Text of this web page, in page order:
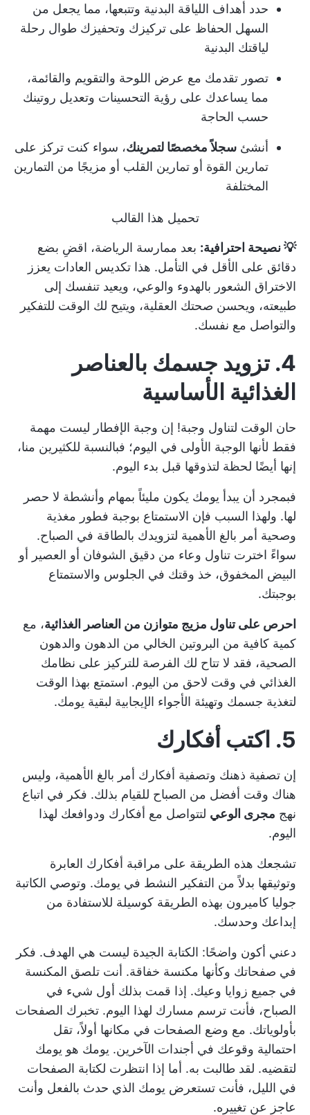
حدد أهداف اللياقة البدنية وتتبعها، مما يجعل من
السهل الحفاظ على تركيزك وتحفيزك طوال رحلة
لياقتك البدنية
تصور تقدمك مع عرض اللوحة والتقويم والقائمة،
مما يساعدك على رؤية التحسينات وتعديل روتينك
حسب الحاجة
أنشئ سجلاً مخصصًا لتمرينك، سواء كنت تركز على
تمارين القوة أو تمارين القلب أو مزيجًا من التمارين
المختلفة
تحميل هذا القالب
💡 نصيحة احترافية: بعد ممارسة الرياضة، اقضِ بضع
دقائق على الأقل في التأمل. هذا تكديس العادات يعزز
الاختراق الشعور بالهدوء والوعي، ويعيد تنفسك إلى
طبيعته، ويحسن صحتك العقلية، ويتيح لك الوقت للتفكير
والتواصل مع نفسك.
4. تزويد جسمك بالعناصر
الغذائية الأساسية
حان الوقت لتناول وجبة! إن وجبة الإفطار ليست مهمة
فقط لأنها الوجبة الأولى في اليوم؛ فبالنسبة للكثيرين منا،
إنها أيضًا لحظة لتذوقها قبل بدء اليوم.
فبمجرد أن يبدأ يومك يكون مليئاً بمهام وأنشطة لا حصر
لها. ولهذا السبب فإن الاستمتاع بوجبة فطور مغذية
وصحية أمر بالغ الأهمية لتزويدك بالطاقة في الصباح.
سواءً اخترت تناول وعاء من دقيق الشوفان أو العصير أو
البيض المخفوق، خذ وقتك في الجلوس والاستمتاع
بوجبتك.
احرص على تناول مزيج متوازن من العناصر الغذائية، مع
كمية كافية من البروتين الخالي من الدهون والدهون
الصحية، فقد لا تتاح لك الفرصة للتركيز على نظامك
الغذائي في وقت لاحق من اليوم. استمتع بهذا الوقت
لتغذية جسمك وتهيئة الأجواء الإيجابية لبقية يومك.
5. اكتب أفكارك
إن تصفية ذهنك وتصفية أفكارك أمر بالغ الأهمية، وليس
هناك وقت أفضل من الصباح للقيام بذلك. فكر في اتباع
نهج مجرى الوعي لتتواصل مع أفكارك ودوافعك لهذا
اليوم.
تشجعك هذه الطريقة على مراقبة أفكارك العابرة
وتوثيقها بدلاً من التفكير النشط في يومك. وتوصي الكاتبة
جوليا كاميرون بهذه الطريقة كوسيلة للاستفادة من
إبداعك وحدسك.
دعني أكون واضحًا: الكتابة الجيدة ليست هي الهدف. فكر
في صفحاتك وكأنها مكنسة خفاقة. أنت تلصق المكنسة
في جميع زوايا وعيك. إذا قمت بذلك أول شيء في
الصباح، فأنت ترسم مسارك لهذا اليوم. تخبرك الصفحات
بأولوياتك. مع وضع الصفحات في مكانها أولاً، تقل
احتمالية وقوعك في أجندات الآخرين. يومك هو يومك
لتقضيه. لقد طالبت به. أما إذا انتظرت لكتابة الصفحات
في الليل، فأنت تستعرض يومك الذي حدث بالفعل وأنت
عاجز عن تغييره.